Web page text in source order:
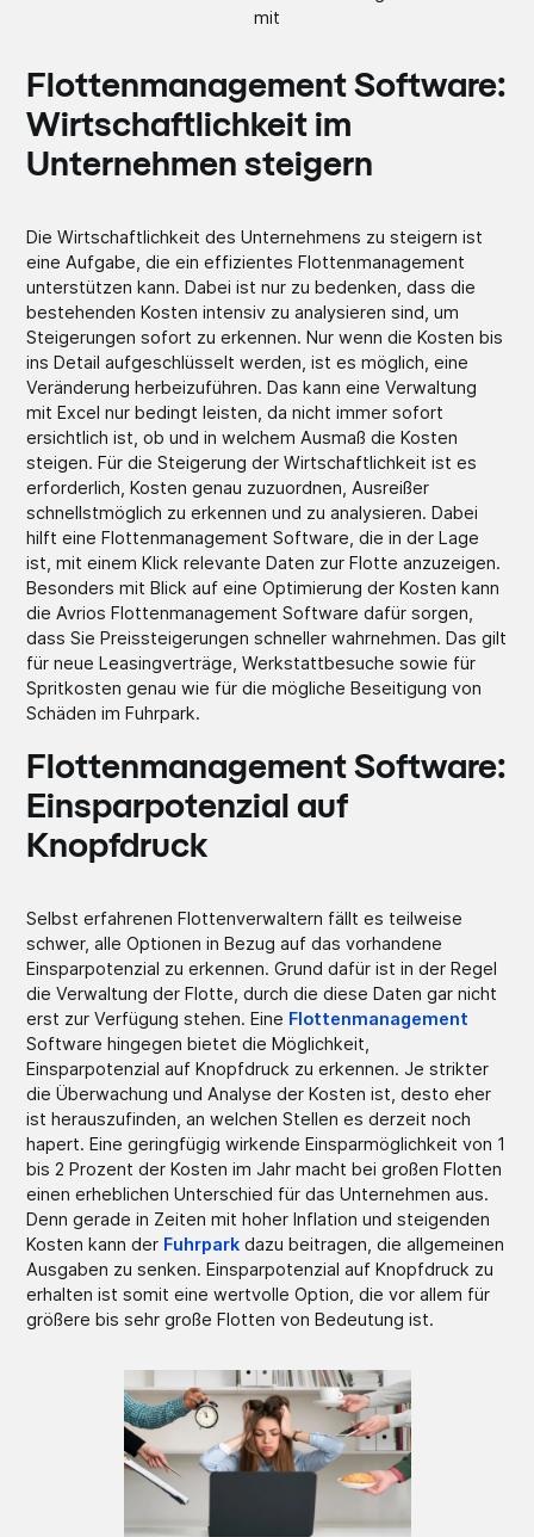
mit
Flottenmanagement Software:
Wirtschaftlichkeit im
Unternehmen steigern
Die Wirtschaftlichkeit des Unternehmens zu steigern ist
eine Aufgabe, die ein effizientes Flottenmanagement
unterstützen kann. Dabei ist nur zu bedenken, dass die
bestehenden Kosten intensiv zu analysieren sind, um
Steigerungen sofort zu erkennen. Nur wenn die Kosten bis
ins Detail aufgeschlüsselt werden, ist es möglich, eine
Veränderung herbeizuführen. Das kann eine Verwaltung
mit Excel nur bedingt leisten, da nicht immer sofort
ersichtlich ist, ob und in welchem Ausmaß die Kosten
steigen. Für die Steigerung der Wirtschaftlichkeit ist es
erforderlich, Kosten genau zuzuordnen, Ausreißer
schnellstmöglich zu erkennen und zu analysieren. Dabei
hilft eine Flottenmanagement Software, die in der Lage
ist, mit einem Klick relevante Daten zur Flotte anzuzeigen.
Besonders mit Blick auf eine Optimierung der Kosten kann
die Avrios Flottenmanagement Software dafür sorgen,
dass Sie Preissteigerungen schneller wahrnehmen. Das gilt
für neue Leasingverträge, Werkstattbesuche sowie für
Spritkosten genau wie für die mögliche Beseitigung von
Schäden im Fuhrpark.
Flottenmanagement Software:
Einsparpotenzial auf
Knopfdruck
Selbst erfahrenen Flottenverwaltern fällt es teilweise
schwer, alle Optionen in Bezug auf das vorhandene
Einsparpotenzial zu erkennen. Grund dafür ist in der Regel
die Verwaltung der Flotte, durch die diese Daten gar nicht
erst zur Verfügung stehen. Eine Flottenmanagement
Software hingegen bietet die Möglichkeit,
Einsparpotenzial auf Knopfdruck zu erkennen. Je strikter
die Überwachung und Analyse der Kosten ist, desto eher
ist herauszufinden, an welchen Stellen es derzeit noch
hapert. Eine geringfügig wirkende Einsparmöglichkeit von 1
bis 2 Prozent der Kosten im Jahr macht bei großen Flotten
einen erheblichen Unterschied für das Unternehmen aus.
Denn gerade in Zeiten mit hoher Inflation und steigenden
Kosten kann der Fuhrpark dazu beitragen, die allgemeinen
Ausgaben zu senken. Einsparpotenzial auf Knopfdruck zu
erhalten ist somit eine wertvolle Option, die vor allem für
größere bis sehr große Flotten von Bedeutung ist.